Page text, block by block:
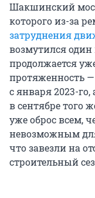
Шакшинский
которого из-за
затруднения
возмутился
продолжается
протяженность —
с января 2023-
в сентябре того
уже оброс всем,
невозможным
что завезли на
строительный